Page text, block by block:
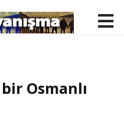
Osmanlı